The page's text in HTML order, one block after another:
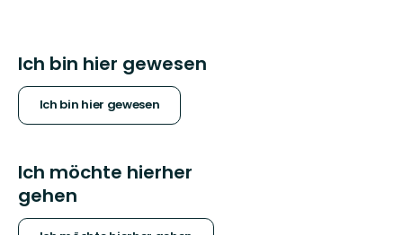
Ich bin hier gewesen
Ich bin hier gewesen
Ich möchte hierher
gehen